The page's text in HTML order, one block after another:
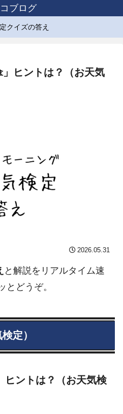
ブログ
クイズの答え
ヒントは？（お天気
2026.05.31
と解説をリアルタイム速
とどうぞ。
定）
ヒントは？（お天気検